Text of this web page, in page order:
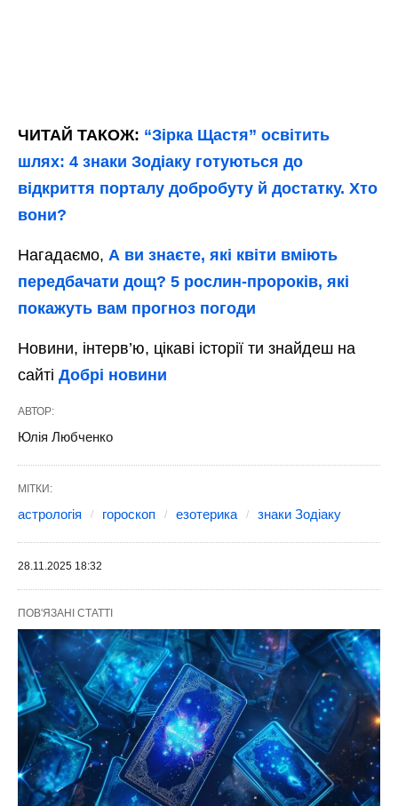
ЧИТАЙ ТАКОЖ: “Зірка Щастя” освітить
шлях: 4 знаки Зодіаку готуються до
відкриття порталу добробуту й достатку. Хто
вони?
Нагадаємо, А ви знаєте, які квіти вміють
передбачати дощ? 5 рослин-пророків, які
покажуть вам прогноз погоди
Новини, інтерв’ю, цікаві історії ти знайдеш на
сайті Добрі новини
АВТОР:
Юлія Любченко
МІТКИ:
астрологія гороскоп езотерика знаки Зодіаку
28.11.2025 18:32
ПОВ'ЯЗАНІ СТАТТІ